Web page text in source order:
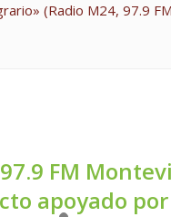
(Radio M24, 97.9
FM
apoyado